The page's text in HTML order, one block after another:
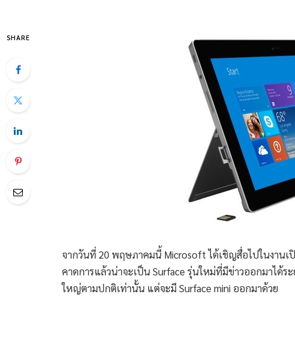
SHARE
จากวันที่ 20 พฤษภาคมนี้ Microsoft ได้เชิญสื่อไปในงานเ
คาดการแล้วน่าจะเป็น Surface รุ่นใหม่ที่มีข่าวออกมาได้ร
ใหญ่ตามปกติเท่านั้น แต่จะมี Surface mini ออกมาด้วย